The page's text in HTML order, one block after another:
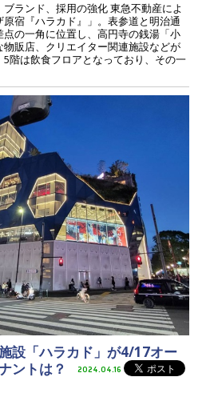
ランド、採用の強化 東急不動産によ
宿『ハラカド』」。表参道と明治通
の一角に位置し、高円寺の銭湯「小
販店、クリエイター関連施設などが
階は飲食フロアとなっており、その一
設「ハラカド」が4/17オー
ントは？
2024.04.16